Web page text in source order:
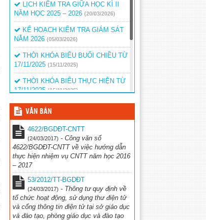
LỊCH KIỂM TRA GIỮA HỌC KÌ II
NĂM HỌC 2025 – 2026 (20/03/2026)
KẾ HOẠCH KIỂM TRA GIÁM SÁT
NĂM 2026 (05/03/2026)
THỜI KHÓA BIỂU BUỔI CHIỀU TỪ
17/11/2025 (15/11/2025)
THỜI KHÓA BIỂU THỰC HIỆN TỪ
17/11/2025 (15/11/2025)
LICH KIỂM TRA GIỮA KÌ I NĂM
HỌC 2025-2026
KẾ HOẠCH TUYỂN SINH LỚP 10
NĂM HỌC 2025
(06/02/2025)
QUYẾT ĐỊNH BỎ SUNG KINH PHÍ
KHEN THƯỞNG
VĂN BẢN
4622/BGDĐT-CNTT
(24/03/2017) - Công văn số
4622/BGDĐT-CNTT về việc hướng dẫn
thực hiện nhiệm vụ CNTT năm học 2016
– 2017
53/2012/TT-BGDĐT
(24/03/2017) - Thông tư quy định về
tổ chức hoạt động, sử dụng thư điện tử
và cổng thông tin điện tử tại sở giáo dục
và đào tạo, phòng giáo dục và đào tạo